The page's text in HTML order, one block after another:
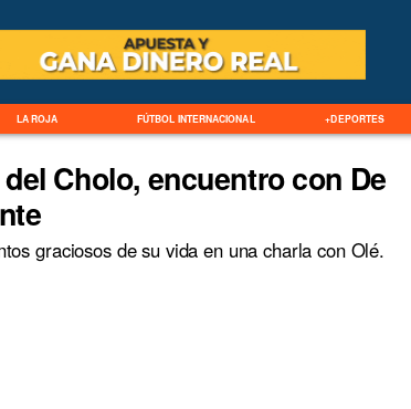
LA ROJA FÚTBOL INTERNACIONAL +DEPORTES
Cholo, encuentro con De
graciosos de su vida en una charla con Olé.